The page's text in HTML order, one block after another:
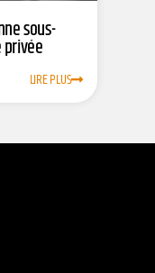
sous-
LIRE PLUS